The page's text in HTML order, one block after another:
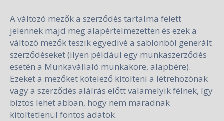
A változó mezők a szerződés tartalma felett
jelennek majd meg alapértelmezetten és ezek a
változó mezők teszik egyedivé a sablonból generált
szerződéseket (ilyen például egy munkaszerződés
esetén a Munkavállaló munkaköre, alapbére).
Ezeket a mezőket kötelező kitölteni a létrehozónak
vagy a szerződés aláírás előtt valamelyik félnek, így
biztos lehet abban, hogy nem maradnak
kitöltetlenül fontos adatok.